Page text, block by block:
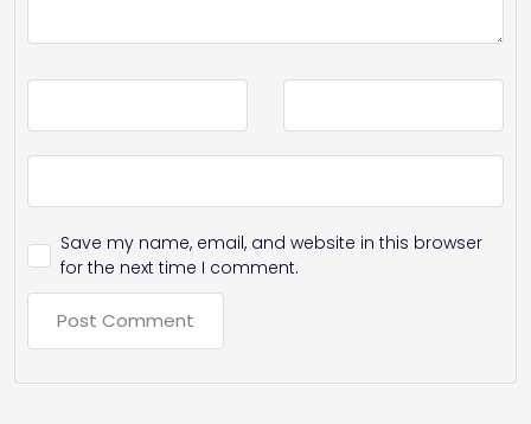
Save my name, email, and website in this browser
for the next time I comment.